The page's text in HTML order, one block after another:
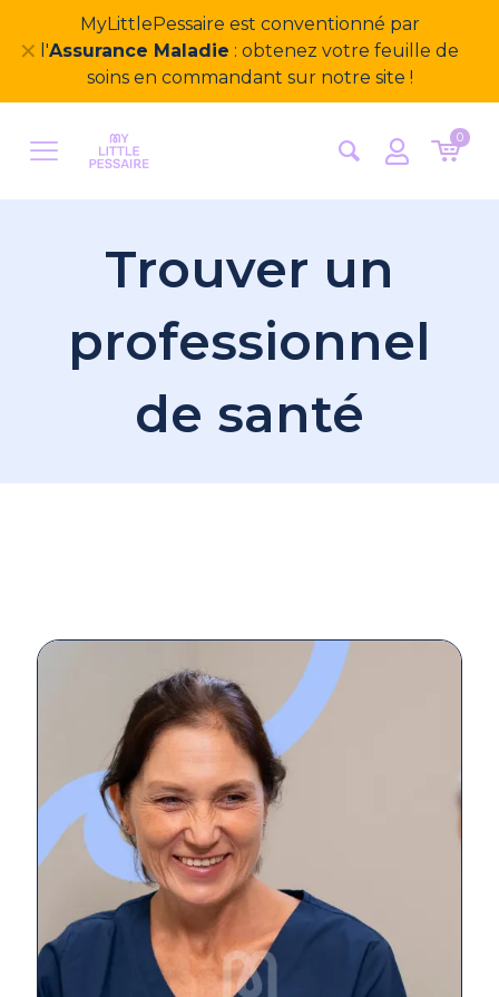
MyLittlePessaire est conventionné par
l'Assurance Maladie : obtenez votre feuille de
soins en commandant sur notre site !
✕
0
Trouver un
professionnel
de santé